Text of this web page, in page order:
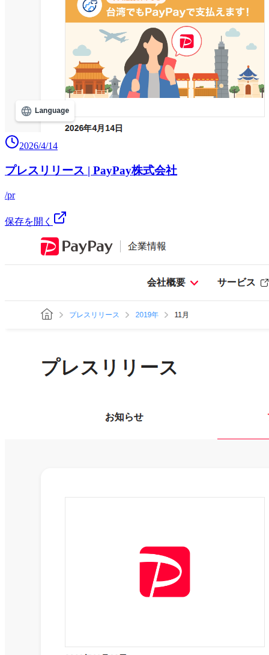
2026/4/14
プレスリリース | PayPay株式会社
/pr
保存を開く